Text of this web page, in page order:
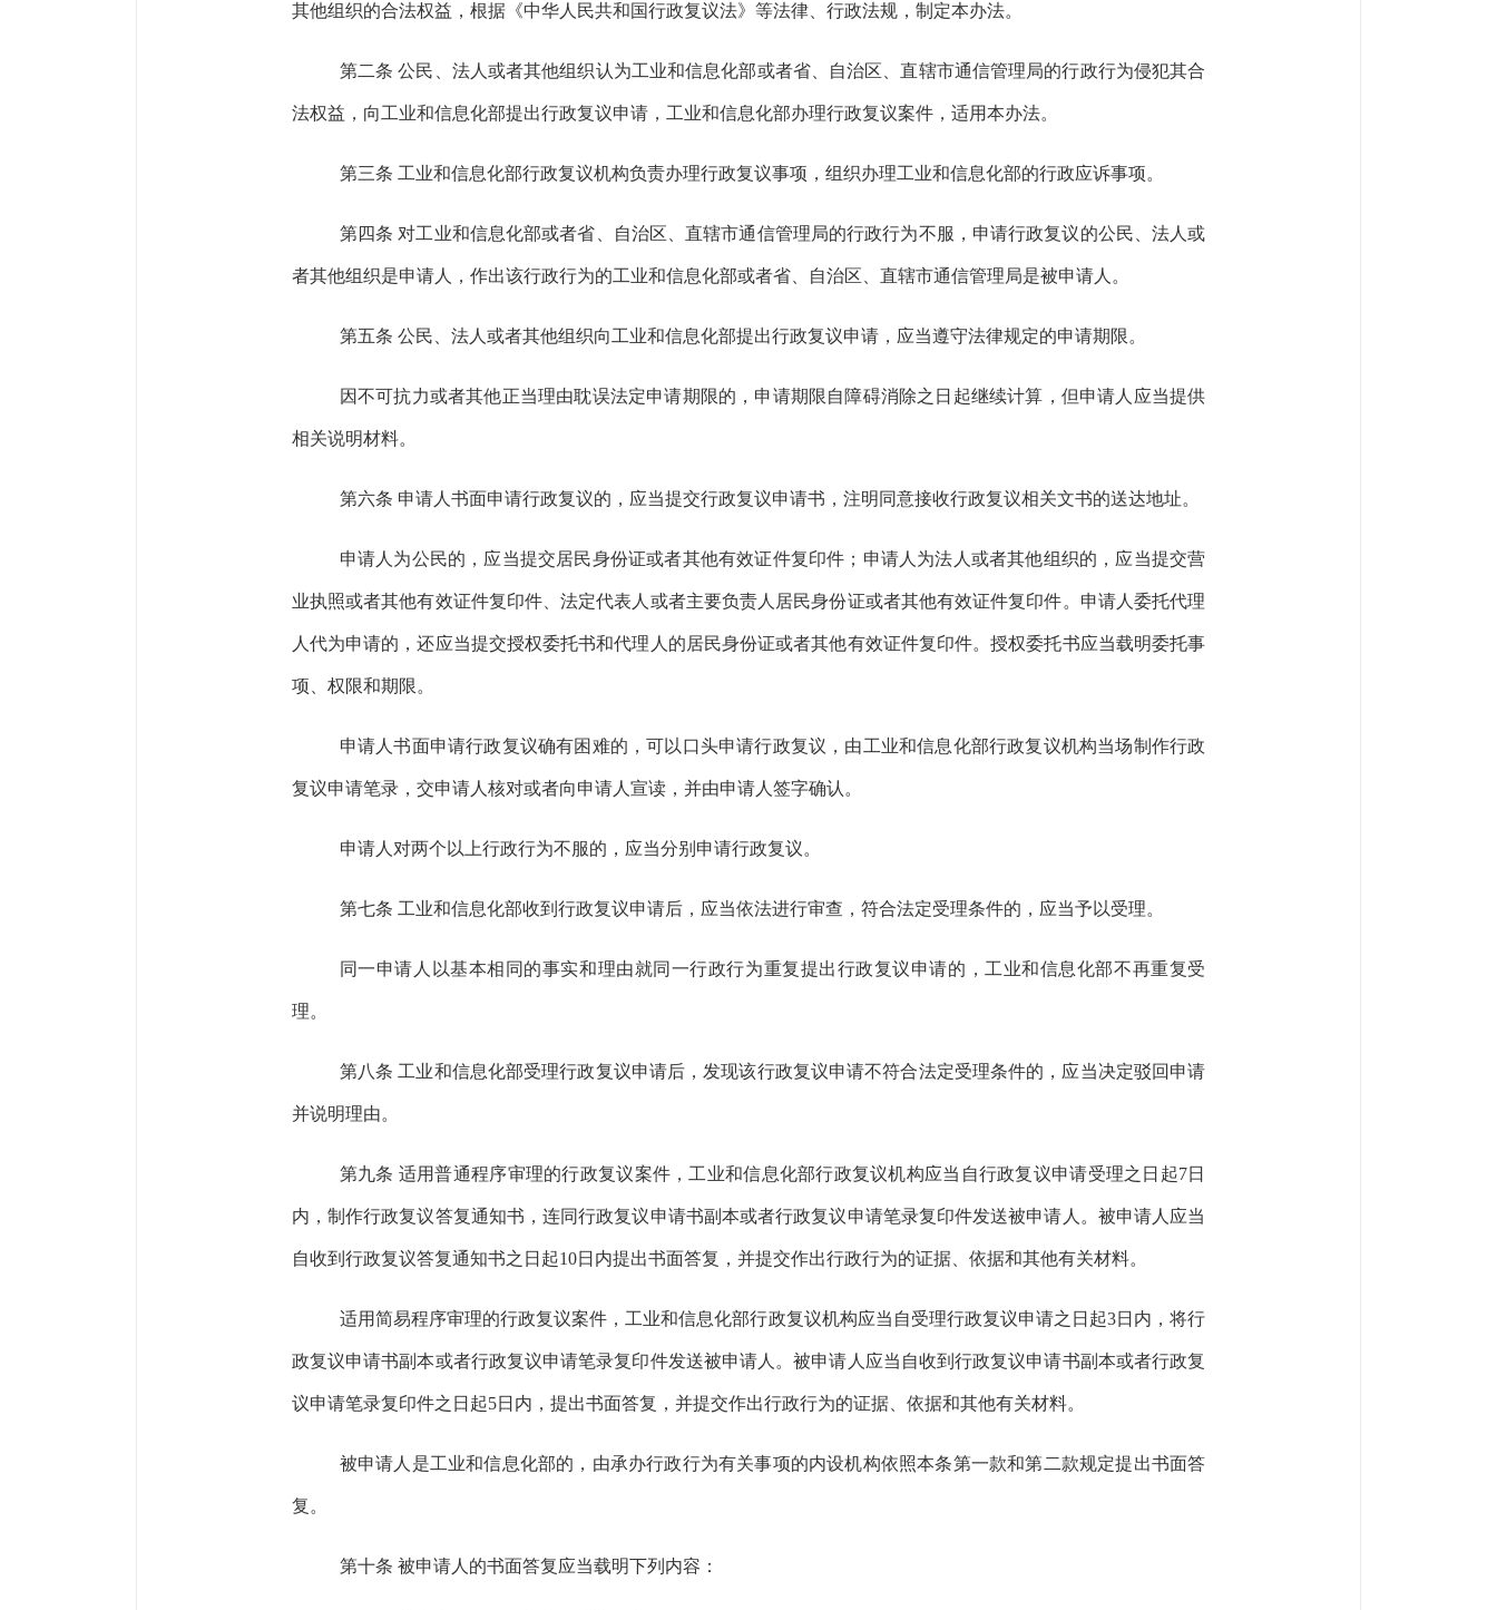
其他组织的合法权益，根据《中华人民共和国行政复议法》等法律、行政法规，制定本办法。
第二条 公民、法人或者其他组织认为工业和信息化部或者省、自治区、直辖市通信管理局的行政行为侵犯其合
法权益，向工业和信息化部提出行政复议申请，工业和信息化部办理行政复议案件，适用本办法。
第三条 工业和信息化部行政复议机构负责办理行政复议事项，组织办理工业和信息化部的行政应诉事项。
第四条 对工业和信息化部或者省、自治区、直辖市通信管理局的行政行为不服，申请行政复议的公民、法人或
者其他组织是申请人，作出该行政行为的工业和信息化部或者省、自治区、直辖市通信管理局是被申请人。
第五条 公民、法人或者其他组织向工业和信息化部提出行政复议申请，应当遵守法律规定的申请期限。
因不可抗力或者其他正当理由耽误法定申请期限的，申请期限自障碍消除之日起继续计算，但申请人应当提供
相关说明材料。
第六条 申请人 书面申请行政复议的，应当提交行政复议申请书， 注明同意接收行政复议相关文书的送达地址。
申请人为公民的，应当提交居民身份证或者其他有效证件复印件；申请人为法人或者其他组织的，应当提交营
业执照或者其他有效证件复印件、法定代表人或者主要负责人居民身份证或者其他有效证件复印件。申请人委托代理
人代为申请的，还应当提交授权委托书和代理人的居民身份证或者其他有效证件复印件。授权委托书应当载明委托事
项、权限和期限。
申请人书面申请行政复议确有困难的，可以口头申请行政复议，由工业和信息化部行政复议机构当场制作行政
复议申请笔录，交申请人核对或者向申请人宣读，并由申请人签字确认。
申请人对两个以上行政行为不服的，应当分别申请行政复议。
第七条 工业和信息化部收到行政复议申请后，应当依法进行审查，符合法定受理条件的，应当予以受理。
同一申请人以基本相同的事实和理由就同一行政行为重复提出行政复议申请的，工业和信息化部不再重复受
理。
第八条 工业和信息化部受理行政复议申请后，发现该行政复议申请不符合法定受理条件的，应当决定驳回申请
并说明理由。
第九条 适用普通程序审理的行政复议案件， 工业和信息化部行政复议机构应当自行政复议申请受理之日起7日
内，制作行政复议答复通知书，连同行政复议申请书副本或者行政复议申请笔录复印件发送被申请人。被申请人应当
自收到行政复议答复通知书之日起10日内提出书面答复，并提交作出行政行为的证据、依据和其他有关材料。
适用简易程序审理的行政复议案件，工业和信息化部行政复议机构应当自受理行政复议申请之日起3日内，将行
政复议申请书副本或者行政复议申请笔录复印件发送被申请人。被申请人应当自收到行政复议申请书副本或者行政复
议申请笔录复印件之日起5日内，提出书面答复，并提交作出行政行为的证据、依据和其他有关材料。
被申请人是工业和信息化部的，由承办行政行为有关事项的内设机构依照本条第一款和第二款规定提出书面答
复。
第十条 被申请人的书面答复应当载明下列内容：